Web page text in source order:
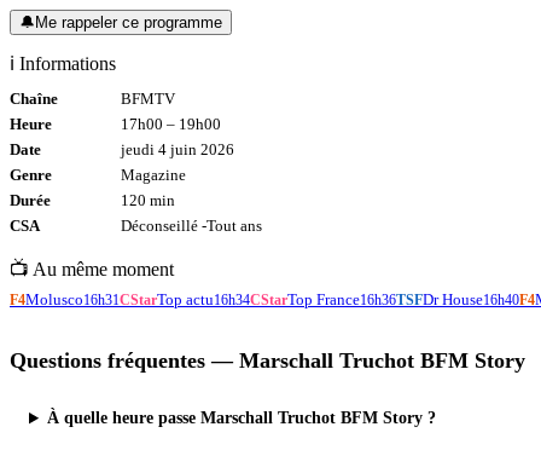
🔔Me rappeler ce programme
ℹ️ Informations
Chaîne
BFMTV
Heure
17h00 – 19h00
Date
jeudi 4 juin 2026
Genre
Magazine
Durée
120 min
CSA
Déconseillé -Tout ans
📺 Au même moment
F4Molusco16h31CStarTop actu16h34CStarTop France16h36TSFDr House16h40F4
Questions fréquentes — Marschall Truchot BFM Story
À quelle heure passe Marschall Truchot BFM Story ?